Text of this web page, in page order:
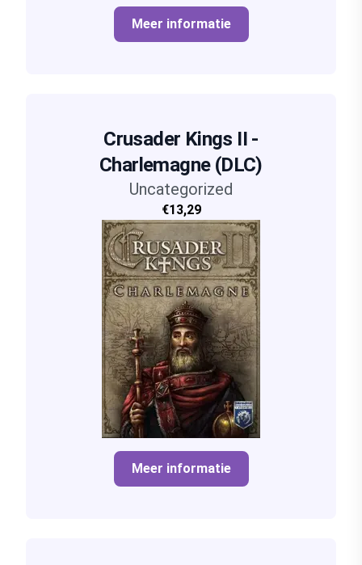
Meer informatie
Crusader Kings II -
Charlemagne (DLC)
Uncategorized
€13,29
Meer informatie